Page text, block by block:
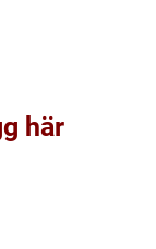
här